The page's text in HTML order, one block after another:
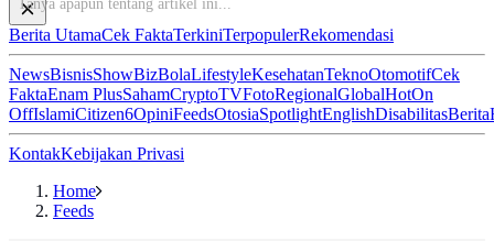
Berita UtamaCek FaktaTerkiniTerpopulerRekomendasi
NewsBisnisShowBizBolaLifestyleKesehatanTeknoOtomotifCek
FaktaEnam PlusSahamCryptoTVFotoRegionalGlobalHotOn
OffIslamiCitizen6OpiniFeedsOtosiaSpotlightEnglishDisabilitasBerita
KontakKebijakan Privasi
Home
Feeds